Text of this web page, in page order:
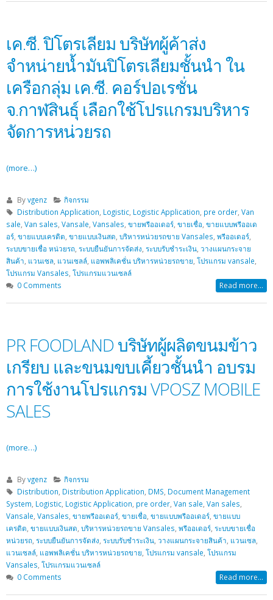
เค.ซี. ปิโตรเลียม บริษัทผู้ค้าส่ง
จำหน่ายน้ำมันปิโตรเลียมชั้นนำ ใน
เครือกลุ่ม เค.ซี. คอร์ปอเรชั่น
จ.กาฬสินธุ์ เลือกใช้โปรแกรมบริหาร
จัดการหน่วยรถ
(more…)
Byvgenz
กิจกรรม
Distribution Application, Logistic, Logistic Application, pre order, Van
sale, Van sales, Vansale, Vansales, ขายพรีออเดอร์, ขายเชื่อ, ขายแบบพรีออเด
อร์, ขายแบบเครดิต, ขายแบบเงินสด, บริหารหน่วยรถขาย Vansales, พรีออเดอร์,
ระบบขายเชื่อ หน่วยรถ, ระบบยืนยันการจัดส่ง, ระบบรับชำระเงิน, วางแผนกระจาย
สินค้า, แวนเซล, แวนเซลล์, แอพพลิเคชั่น บริหารหน่วยรถขาย, โปรแกรม vansale,
โปรแกรม Vansales, โปรแกรมแวนเซลล์
0 Comments
Read more...
PR FOODLAND บริษัทผู้ผลิตขนมข้าว
เกรียบ และขนมขบเคี้ยวชั้นนำ อบรม
การใช้งานโปรแกรม VPOSZ MOBILE
SALES
(more…)
Byvgenz
กิจกรรม
Distribution, Distribution Application, DMS, Document Management
System, Logistic, Logistic Application, pre order, Van sale, Van sales,
Vansale, Vansales, ขายพรีออเดอร์, ขายเชื่อ, ขายแบบพรีออเดอร์, ขายแบบ
เครดิต, ขายแบบเงินสด, บริหารหน่วยรถขาย Vansales, พรีออเดอร์, ระบบขายเชื่อ
หน่วยรถ, ระบบยืนยันการจัดส่ง, ระบบรับชำระเงิน, วางแผนกระจายสินค้า, แวนเซล,
แวนเซลล์, แอพพลิเคชั่น บริหารหน่วยรถขาย, โปรแกรม vansale, โปรแกรม
Vansales, โปรแกรมแวนเซลล์
0 Comments
Read more...